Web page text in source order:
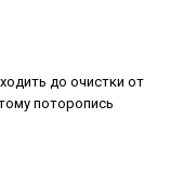
до очистки от
поторопись